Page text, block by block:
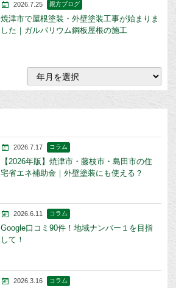
2026.7.25 親方ブログ
焼津市で屋根塗装・外壁塗装工事が始まりま
した｜ガルバリウム鋼板屋根の施工
2026.7.17 コラム
【2026年版】焼津市・藤枝市・島田市の住
宅省エネ補助金｜外壁塗装にも使える？
2026.6.11 コラム
Google口コミ90件！地域ナンバー１を目指
して！
2026.3.16 コラム